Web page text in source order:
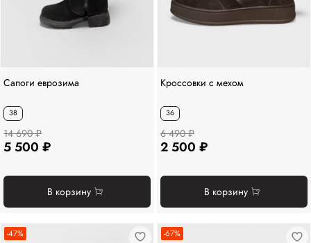
Сапоги еврозима
38
14 690 ₽
5 500 ₽
В корзину
Кроссовки с мехом
36
6 490 ₽
2 500 ₽
В корзину
-47% -67%